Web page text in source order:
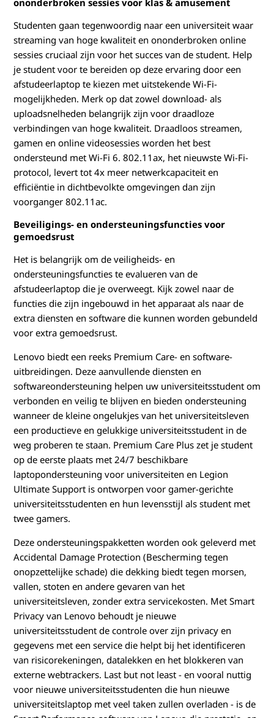
Studenten gaan tegenwoordig naar een universiteit waar
streaming van hoge kwaliteit en ononderbroken online
sessies cruciaal zijn voor het succes van de student. Help
je student voor te bereiden op deze ervaring door een
afstudeerlaptop te kiezen met uitstekende Wi-Fi-
mogelijkheden. Merk op dat zowel download- als
uploadsnelheden belangrijk zijn voor draadloze
verbindingen van hoge kwaliteit. Draadloos streamen,
gamen en online videosessies worden het best
ondersteund met Wi-Fi 6. 802.11ax, het nieuwste Wi-Fi-
protocol, levert tot 4x meer netwerkcapaciteit en
efficiëntie in dichtbevolkte omgevingen dan zijn
voorganger 802.11ac.
Beveiligings- en ondersteuningsfuncties voor
gemoedsrust
Het is belangrijk om de veiligheids- en
ondersteuningsfuncties te evalueren van de
afstudeerlaptop die je overweegt. Kijk zowel naar de
functies die zijn ingebouwd in het apparaat als naar de
extra diensten en software die kunnen worden gebundeld
voor extra gemoedsrust.
Lenovo biedt een reeks Premium Care- en software-
uitbreidingen. Deze aanvullende diensten en
softwareondersteuning helpen uw universiteitsstudent om
verbonden en veilig te blijven en bieden ondersteuning
wanneer de kleine ongelukjes van het universiteitsleven
een productieve en gelukkige universiteitsstudent in de
weg proberen te staan. Premium Care Plus zet je student
op de eerste plaats met 24/7 beschikbare
laptopondersteuning voor universiteiten en Legion
Ultimate Support is ontworpen voor gamer-gerichte
universiteitsstudenten en hun levensstijl als student met
twee gamers.
Deze ondersteuningspakketten worden ook geleverd met
Accidental Damage Protection (Bescherming tegen
onopzettelijke schade) die dekking biedt tegen morsen,
vallen, stoten en andere gevaren van het
universiteitsleven, zonder extra servicekosten. Met Smart
Privacy van Lenovo behoudt je nieuwe
universiteitsstudent de controle over zijn privacy en
gegevens met een service die helpt bij het identificeren
van risicorekeningen, datalekken en het blokkeren van
externe webtrackers. Last but not least - en vooral nuttig
voor nieuwe universiteitsstudenten die hun nieuwe
universiteitslaptop met veel taken zullen overladen - is de